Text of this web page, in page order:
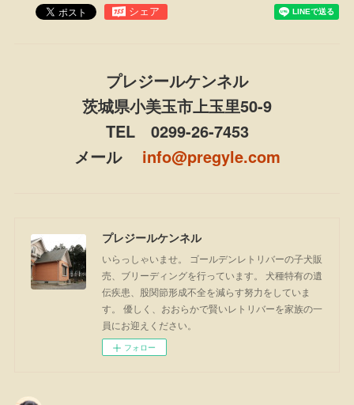
プレジールケンネル
茨城県小美玉市上玉里50-9
TEL 0299-26-7453
メール info@pregyle.com
プレジールケンネル
いらっしゃいませ。 ゴールデンレトリバーの子犬販
売、ブリーディングを行っています。 犬種特有の遺
伝疾患、股関節形成不全を減らす努力をしていま
す。 優しく、おおらかで賢いレトリバーを家族の一
員にお迎えください。
フォロー